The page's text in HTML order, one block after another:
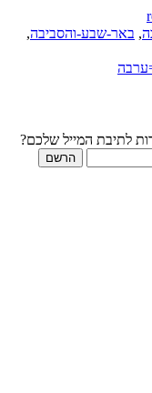
, באר-שבע-והסביבה,
לתיבת המייל שלכם?